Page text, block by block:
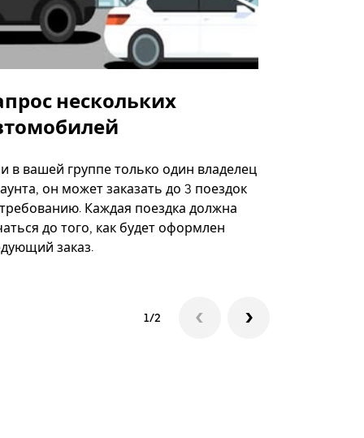
нескольких
в вашей группе только один владелец
он может заказать до 3 поездок
Каждая поездка должна
до того, как будет оформлен
заказ.
1/2